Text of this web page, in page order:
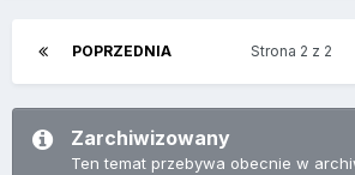
POPRZEDNIA Strona 2 z 2
Zarchiwizowany
Ten temat przebywa obecnie w